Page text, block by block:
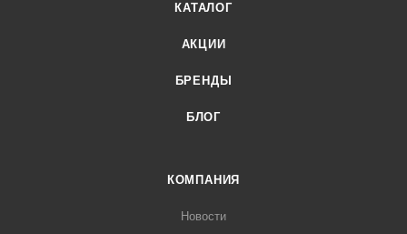
КАТАЛОГ
АКЦИИ
БРЕНДЫ
БЛОГ
КОМПАНИЯ
Новости